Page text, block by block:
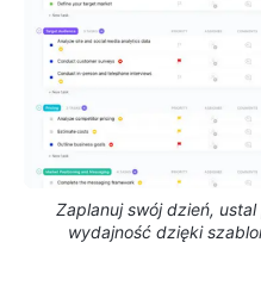
Zaplanuj swój dzień,
wydajność dzięki